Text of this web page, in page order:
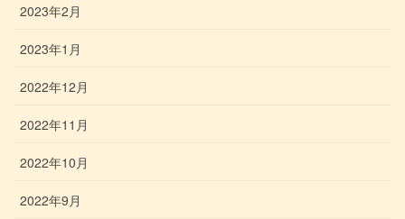
2023年2月
2023年1月
2022年12月
2022年11月
2022年10月
2022年9月